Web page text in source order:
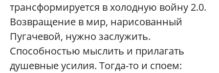
трансформируется в холодную войну 2.0.
Возвращение в мир, нарисованный
Пугачевой, нужно заслужить.
Способностью мыслить и прилагать
душевные усилия. Тогда-то и споем: